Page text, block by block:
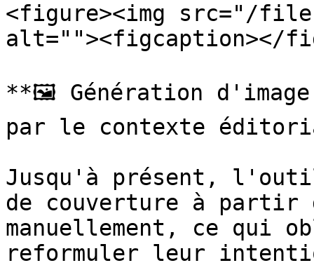
<figure><img src="/files/
alt=""><figcaption></
**🖼️ Génération
par le contexte
Jusqu'à présent,
de couverture à partir
manuellement, ce qui
reformuler leur